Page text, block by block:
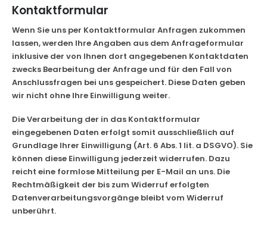
Kontaktformular
Wenn Sie uns per Kontaktformular Anfragen zukommen
lassen, werden Ihre Angaben aus dem Anfrageformular
inklusive der von Ihnen dort angegebenen Kontaktdaten
zwecks Bearbeitung der Anfrage und für den Fall von
Anschlussfragen bei uns gespeichert. Diese Daten geben
wir nicht ohne Ihre Einwilligung weiter.
Die Verarbeitung der in das Kontaktformular
eingegebenen Daten erfolgt somit ausschließlich auf
Grundlage Ihrer Einwilligung (Art. 6 Abs. 1 lit. a DSGVO). Sie
können diese Einwilligung jederzeit widerrufen. Dazu
reicht eine formlose Mitteilung per E-Mail an uns. Die
Rechtmäßigkeit der bis zum Widerruf erfolgten
Datenverarbeitungsvorgänge bleibt vom Widerruf
unberührt.